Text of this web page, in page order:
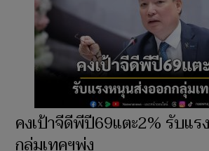
คงเป้าจีดีพีปี69แตะ2% รับแ
กลุ่มเทคฯพุ่ง